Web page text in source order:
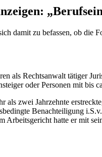
damit zu befassen, ob die
als Rechtsanwalt tätiger
oder Personen mit bis
als zwei Jahrzehnte
Benachteiligung i.S.v.
Arbeitsgericht hatte er mit